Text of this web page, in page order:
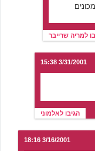
למריה שרייבר
3/31/2001 15:38
הגיבו לאלמוני
3/16/2001 18:16